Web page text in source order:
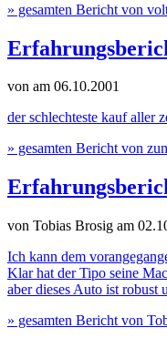
» gesamten Bericht von
von am 06.10.2001
der schlechteste kauf aller
» gesamten Bericht von
von Tobias Brosig am
Ich kann dem
Klar hat der Tipo seine
aber dieses Auto ist robust
» gesamten Bericht von